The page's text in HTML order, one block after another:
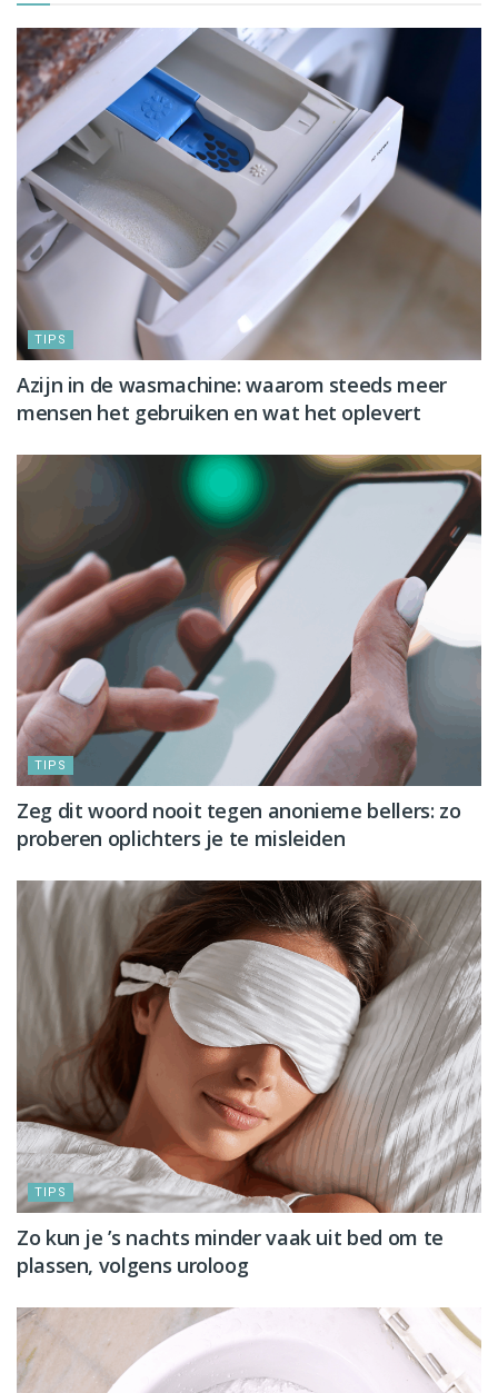
TIPS
Azijn in de wasmachine: waarom steeds meer
mensen het gebruiken en wat het oplevert
TIPS
Zeg dit woord nooit tegen anonieme bellers: zo
proberen oplichters je te misleiden
TIPS
Zo kun je ’s nachts minder vaak uit bed om te
plassen, volgens uroloog